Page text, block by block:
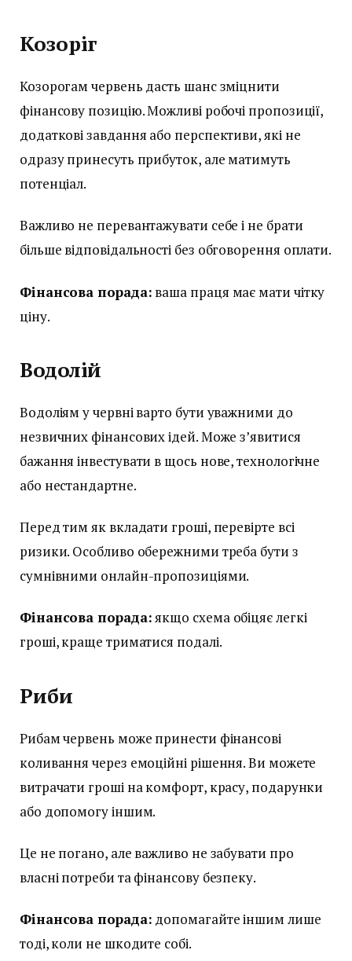
Козоріг
Козорогам червень дасть шанс зміцнити
фінансову позицію. Можливі робочі пропозиції,
додаткові завдання або перспективи, які не
одразу принесуть прибуток, але матимуть
потенціал.
Важливо не перевантажувати себе і не брати
більше відповідальності без обговорення оплати.
Фінансова порада: ваша праця має мати чітку
ціну.
Водолій
Водоліям у червні варто бути уважними до
незвичних фінансових ідей. Може з’явитися
бажання інвестувати в щось нове, технологічне
або нестандартне.
Перед тим як вкладати гроші, перевірте всі
ризики. Особливо обережними треба бути з
сумнівними онлайн-пропозиціями.
Фінансова порада:якщо схема обіцяє легкі
гроші, краще триматися подалі.
Риби
Рибам червень може принести фінансові
коливання через емоційні рішення. Ви можете
витрачати гроші на комфорт, красу, подарунки
або допомогу іншим.
Це не погано, але важливо не забувати про
власні потреби та фінансову безпеку.
Фінансова порада: допомагайте іншим лише
тоді, коли не шкодите собі.